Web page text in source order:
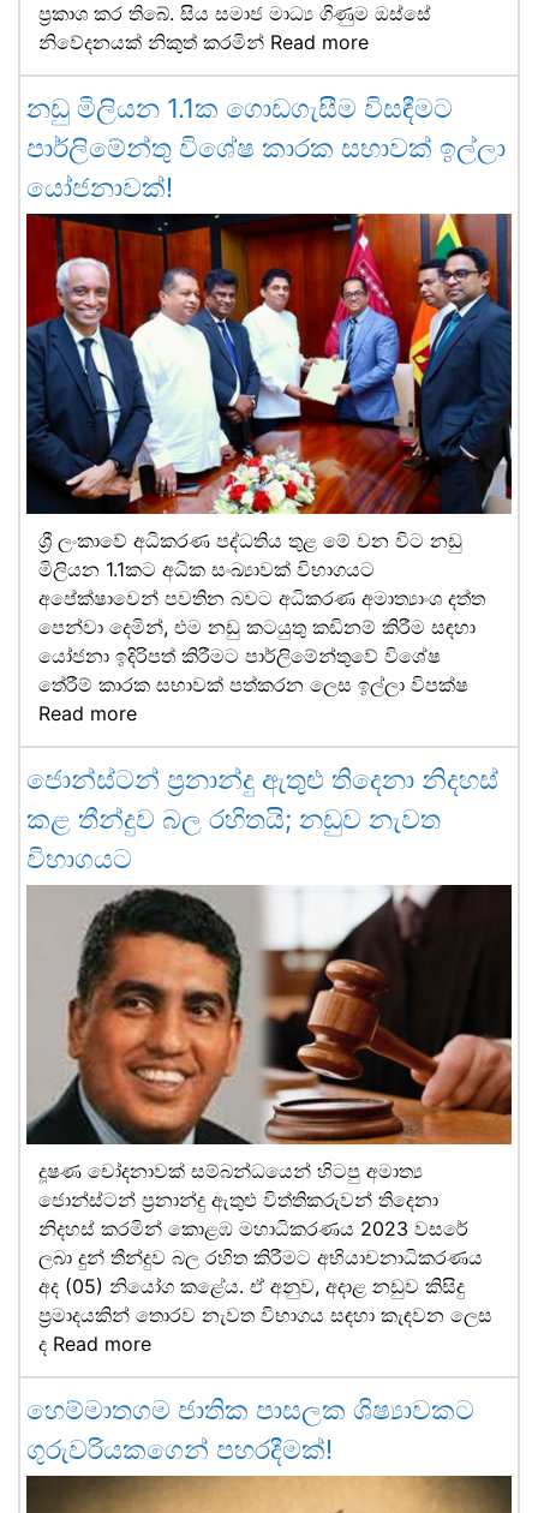
ප්‍රකාශ කර තිබේ. සිය සමාජ මාධ්‍ය ගිණුම ඔස්සේ
නිවේදනයක් නිකුත් කරමින් Read more
නඩු මිලියන 1.1ක ගොඩගැසීම විසඳීමට
පාර්ලිමේන්තු විශේෂ කාරක සභාවක් ඉල්ලා
යෝජනාවක්!
ශ්‍රී ලංකාවේ අධිකරණ පද්ධතිය තුළ මේ වන විට නඩු
මිලියන 1.1කට අධික සංඛ්‍යාවක් විභාගයට
අපේක්ෂාවෙන් පවතින බවට අධිකරණ අමාත්‍යාංශ දත්ත
පෙන්වා දෙමින්, එම නඩු කටයුතු කඩිනම් කිරීම සඳහා
යෝජනා ඉදිරිපත් කිරීමට පාර්ලිමේන්තුවේ විශේෂ
තේරීම් කාරක සභාවක් පත්කරන ලෙස ඉල්ලා විපක්ෂ
Read more
ජොන්ස්ටන් ප්‍රනාන්දු ඇතුළු තිදෙනා නිදහස්
කළ තීන්දුව බල රහිතයි; නඩුව නැවත
විභාගයට
දූෂණ චෝදනාවක් සම්බන්ධයෙන් හිටපු අමාත්‍ය
ජොන්ස්ටන් ප්‍රනාන්දු ඇතුළු විත්තිකරුවන් තිදෙනා
නිදහස් කරමින් කොළඹ මහාධිකරණය 2023 වසරේ
ලබා දුන් තීන්දුව බල රහිත කිරීමට අභියාචනාධිකරණය
අද (05) නියෝග කළේය. ඒ අනුව, අදාළ නඩුව කිසිදු
ප්‍රමාදයකින් තොරව නැවත විභාගය සඳහා කැඳවන ලෙස
ද Read more
හෙම්මාතගම ජාතික පාසලක ශිෂ්‍යාවකට
ගුරුවරියකගෙන් පහරදීමක්!